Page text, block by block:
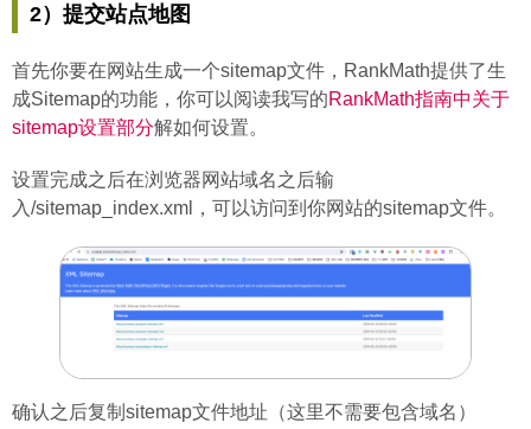
2）提交站点地图
首先你要在网站生成一个sitemap文件，RankMath提供了生
成Sitemap的功能，你可以阅读我写的RankMath指南中关于
sitemap设置部分解如何设置。
设置完成之后在浏览器网站域名之后输
入/sitemap_index.xml，可以访问到你网站的sitemap文件。
确认之后复制sitemap文件地址（这里不需要包含域名）